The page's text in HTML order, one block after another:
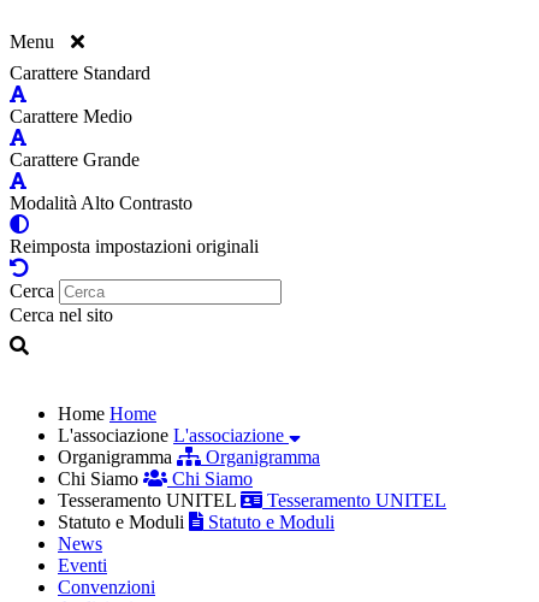
Menu
Carattere Standard
Carattere Medio
Carattere Grande
Modalità Alto Contrasto
Reimposta impostazioni originali
Cerca
Cerca nel sito
Home Home
L'associazione L'associazione
Organigramma
Organigramma
Chi Siamo
Chi Siamo
Tesseramento UNITEL
Tesseramento UNITEL
Statuto e Moduli
Statuto e Moduli
News
Eventi
Convenzioni